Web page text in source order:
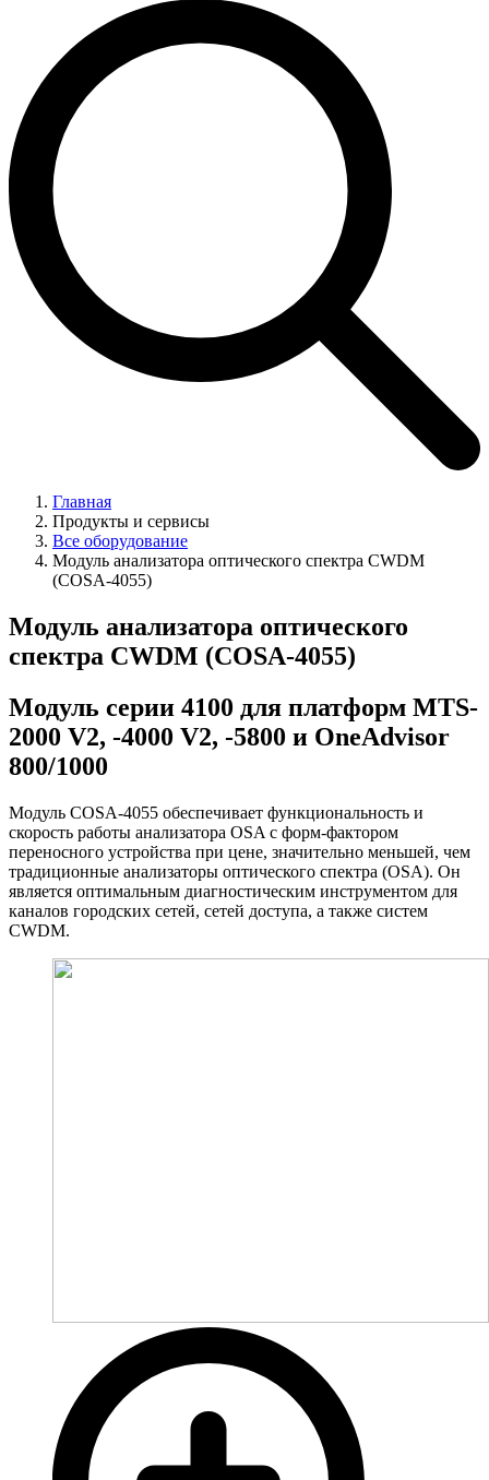
Главная
Продукты и сервисы
Все оборудование
Модуль анализатора оптического спектра CWDM
(COSA-4055)
Модуль анализатора оптического
спектра CWDM (COSA-4055)
Модуль cерии 4100 для платформ MTS-
2000 V2, -4000 V2, -5800 и OneAdvisor
800/1000
Модуль COSA-4055 обеспечивает функциональность и
скорость работы анализатора OSA с форм-фактором
переносного устройства при цене, значительно меньшей, чем
традиционные анализаторы оптического спектра (OSA). Он
является оптимальным диагностическим инструментом для
каналов городских сетей, сетей доступа, а также систем
CWDM.